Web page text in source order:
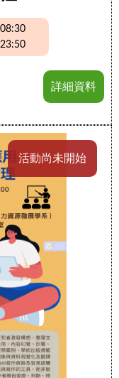
詳細資料
活動尚未開始